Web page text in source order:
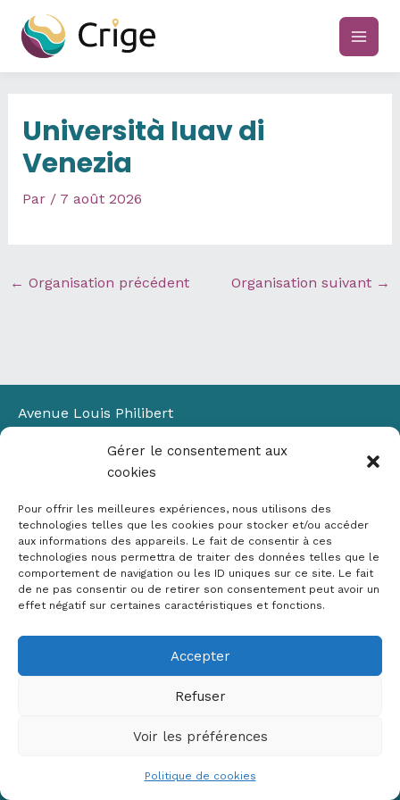
Gérer le consentement aux
cookies
Pour offrir les meilleures expériences, nous utilisons des
technologies telles que les cookies pour stocker et/ou accéder
aux informations des appareils. Le fait de consentir à ces
technologies nous permettra de traiter des données telles que le
comportement de navigation ou les ID uniques sur ce site. Le fait
de ne pas consentir ou de retirer son consentement peut avoir un
effet négatif sur certaines caractéristiques et fonctions.
Accepter
Refuser
Voir les préférences
Politique de cookies
contenu
main
Università Iuav di
Venezia
Par / 7 août 2026
← Organisation précédent Organisation suivant →
Avenue Louis Philibert
Bâtiment Laennec
13100 Aix-en-Provence
✉ contact@crige-paca.org
Mentions légales
RGPD
Copyright © 2026 Crige PACA